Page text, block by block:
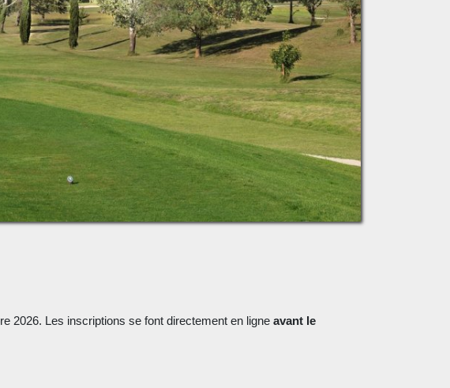
2026. Les inscriptions se font directement en ligneavant le